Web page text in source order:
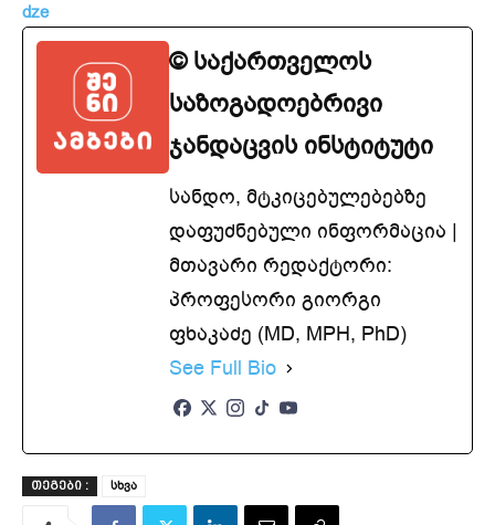
dze
© საქართველოს
საზოგადოებრივი
ჯანდაცვის ინსტიტუტი
სანდო, მტკიცებულებებზე
დაფუძნებული ინფორმაცია |
მთავარი რედაქტორი:
პროფესორი გიორგი
ფხაკაძე (MD, MPH, PhD)
See Full Bio
ᲗᲔᲒᲔᲑᲘ : სხვა